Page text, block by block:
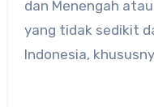
dan Menengah
yang tidak sedikit
Indonesia,